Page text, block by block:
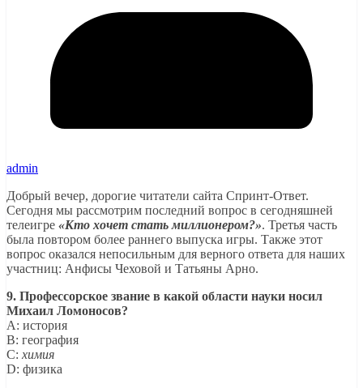
admin
Добрый вечер, дорогие читатели сайта Спринт-Ответ.
Сегодня мы рассмотрим последний вопрос в сегодняшней
телеигре «Кто хочет стать миллионером?». Третья часть
была повтором более раннего выпуска игры. Также этот
вопрос оказался непосильным для верного ответа для наших
участниц: Анфисы Чеховой и Татьяны Арно.
9. Профессорское звание в какой области науки носил
Михаил Ломоносов?
A: история
B: география
C: химия
D: физика